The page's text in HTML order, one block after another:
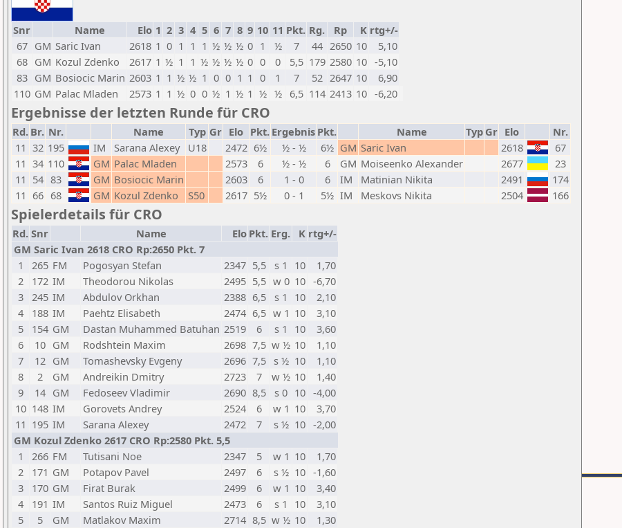
Snr Name Elo 1 2 3 4 5 6 7 8 9 10 11 Pkt. Rg. Rp K rtg+/-
67 GM Saric Ivan 2618 1 0 1 1 1 ½ ½ ½ 0 1 ½ 7 44 2650 10
5,10
68 GM Kozul Zdenko 2617 1 ½ 1 1 ½ ½ ½ ½ 0 0 0 5,5 179 2580 10 -5,10
83 GM Bosiocic Marin 2603 1 1 ½ ½ 1 0 0 1 1 0 1 7 52 2647 10
6,90
110 GM Palac Mladen 2573 1 1 ½ 0 0 ½ 1 ½ 1 ½ ½ 6,5 114 2413 10 -6,20
Ergebnisse der letzten Runde für CRO
Rd. Br. Nr. Name Typ Gr Elo Pkt. Ergebnis Pkt. Name Typ Gr Elo
Nr.
11 32 195 IM Sarana Alexey U18 2472 6½ ½ - ½ 6½ GM Saric Ivan 2618
67
11 34 110 GM Palac Mladen 2573 6 ½ - ½ 6 GM Moiseenko Alexander 2677
23
11 54 83 GM Bosiocic Marin 2603 6 1 - 0 6 IM Matinian Nikita 2491
174
11 66 68 GM Kozul Zdenko S50 2617 5½ 0 - 1 5½ IM Meskovs Nikita 2504 166
Spielerdetails für CRO
Rd. Snr Name Elo Pkt. Erg. K rtg+/-
GM Saric Ivan 2618 CRO Rp:2650 Pkt. 7
1
265 FM Pogosyan Stefan 2347 5,5 s 1 10
1,70
2
172 IM Theodorou Nikolas 2495 5,5 w 0 10 -6,70
3 245 IM Abdulov Orkhan 2388 6,5 s 1 10
2,10
4
188 IM Paehtz Elisabeth 2474 6,5 w 1 10
3,10
5
154 GM Dastan Muhammed Batuhan 2519 6 s 1 10
3,60
6
10 GM Rodshtein Maxim 2698 7,5 w ½ 10
1,10
7
12 GM Tomashevsky Evgeny 2696 7,5 s ½ 10
1,10
8
2 GM Andreikin Dmitry 2723 7 w ½ 10
1,40
9
14 GM Fedoseev Vladimir 2690 8,5 s 0 10 -4,00
10 148 IM Gorovets Andrey 2524 6 w 1 10
3,70
11 195 IM Sarana Alexey 2472 7 s ½ 10 -2,00
GM Kozul Zdenko 2617 CRO Rp:2580 Pkt. 5,5
1
266 FM Tutisani Noe 2347 5 w 1 10
1,70
2
171 GM Potapov Pavel 2497 6 s ½ 10 -1,60
3
170 GM Firat Burak 2499 6 w 1 10
3,40
4
191 IM Santos Ruiz Miguel 2473 6 s 1 10
3,10
5
5 GM Matlakov Maxim 2714 8,5 w ½ 10
1,30